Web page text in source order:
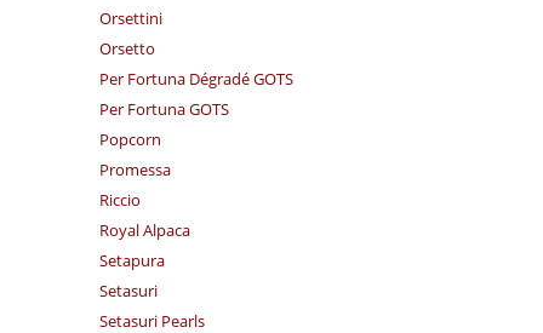
Orsettini
Orsetto
Per Fortuna Dégradé GOTS
Per Fortuna GOTS
Popcorn
Promessa
Riccio
Royal Alpaca
Setapura
Setasuri
Setasuri Pearls